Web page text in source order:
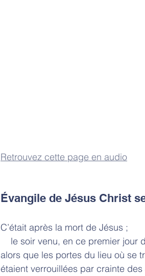
Retrouvez cette page en audio
Évangile de Jésus Christ
C’était après la mort de Jésus ;
le soir venu, en ce premier
alors que les portes du lieu où se
étaient verrouillées par crainte des